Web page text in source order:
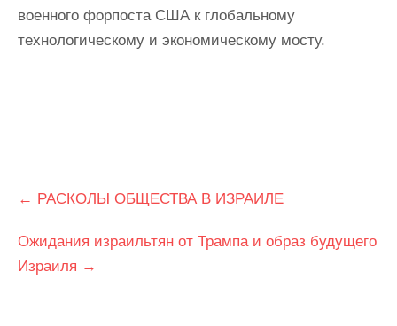
военного форпоста США к глобальному
технологическому и экономическому мосту.
Post
navigation
← РАСКОЛЫ ОБЩЕСТВА В ИЗРАИЛЕ
Ожидания израильтян от Трампа и образ будущего
Израиля →